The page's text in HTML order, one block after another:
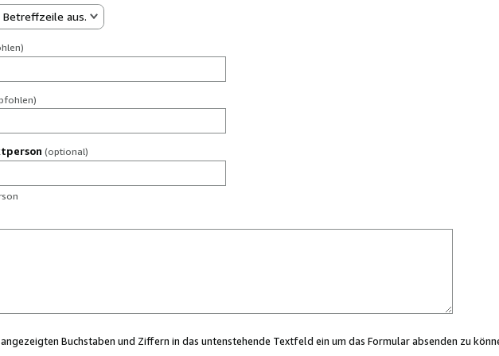
aus.
(optional)
Buchstaben und Ziffern in das untenstehende Textfeld ein um das Formular absenden zu